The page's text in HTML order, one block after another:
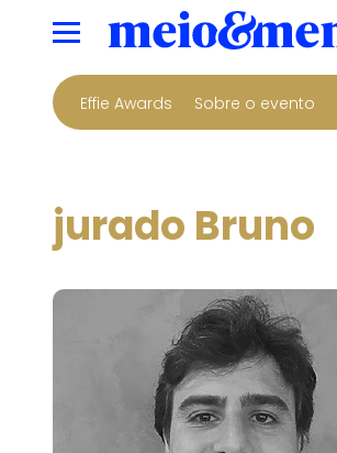
Effie Awards Sobre o evento
jurado Bruno